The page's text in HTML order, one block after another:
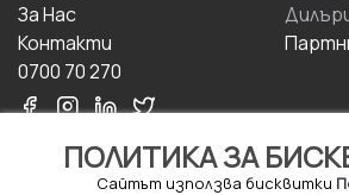
ПОЛИТИКА ЗА
Сайтът използва бисквитки
За Hас
Контакти
0700 70 270